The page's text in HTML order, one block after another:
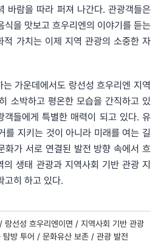
바람을 따라 퍼져 나간다. 관광객들은
식을 맛보고 흐우리엔의 이야기를 듣는
적 가치는 이제 지역 관광의 소중한 자
가운데에서도 랑선성 흐우리엔 지역
소박하고 평온한 모습을 간직하고 있
객들에게 특별한 매력이 되고 있다. 유
를 지키는 것이 아니라 미래를 여는 길
화가 서로 연결된 발전 방향 속에서 흐
의 생태 관광과 지역사회 기반 관광 지
고히 하고 있다.
랑선성 흐우리엔이면 / 지역사회 기반 관광
탐방 투어 / 문화유산 보존 / 관광 발전